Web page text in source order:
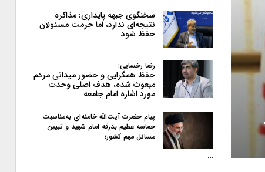
سخنگوی جبهه پایداری: مذاکره
نتیجه‌ای ندارد، اما حرمت مسئولان
حفظ شود
رضا رخسایی:
حفظ همگرایی و حضور میدانی مردم
مبعوث شده، هدف اصلی وحدت
مورد اشاره امام جامعه
پیام حضرت آیت‌الله خامنه‌ای به‌مناسبت
حماسه عظیم بدرقه امام شهید و تبیین
مسائل مهم کشور؛
…